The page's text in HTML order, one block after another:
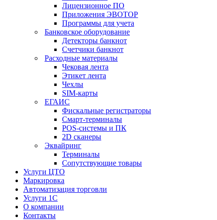
Лицензионное ПО
Приложения ЭВОТОР
Программы для учета
Банковское оборудование
Детекторы банкнот
Счетчики банкнот
Расходные материалы
Чековая лента
Этикет лента
Чехлы
SIM-карты
ЕГАИС
Фискальные регистраторы
Смарт-терминалы
POS-системы и ПК
2D сканеры
Эквайринг
Терминалы
Сопутствующие товары
Услуги ЦТО
Маркировка
Автоматизация торговли
Услуги 1С
О компании
Контакты